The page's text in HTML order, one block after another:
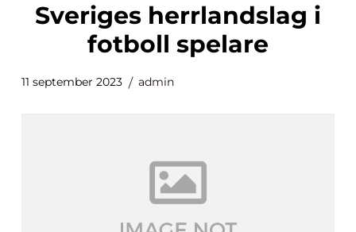
sveriges herrlandslag i
fotboll spelare
11 september 2023 admin